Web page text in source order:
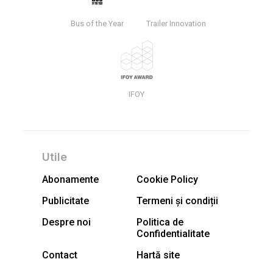
Bus of the Year Trailer Innovation
IFOY
Utile
Abonamente
Cookie Policy
Publicitate
Termeni și condiții
Despre noi
Politica de
Confidentialitate
Contact
Hartă site